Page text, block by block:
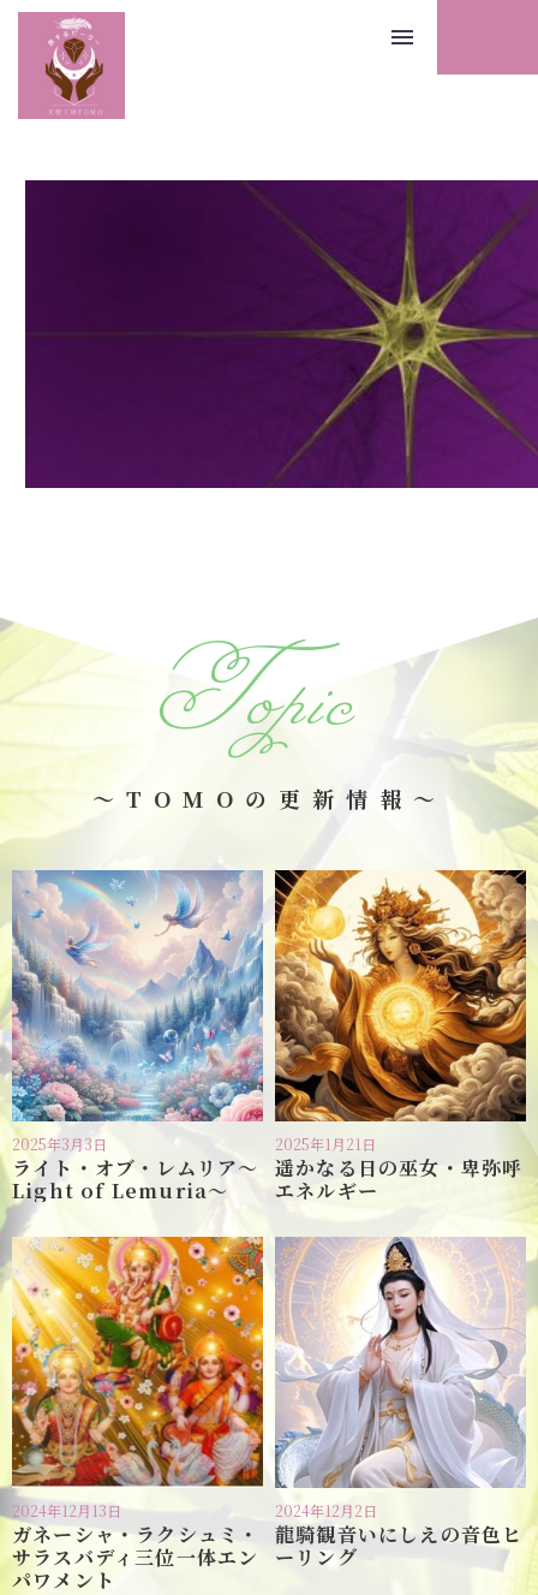
Topic
～TOMOの更新情報～
2025年3月3日
ライト・オブ・レムリア〜
Light of Lemuria〜
2025年1月21日
遥かなる日の巫女・卑弥呼
エネルギー
2024年12月13日
ガネーシャ・ラクシュミ・
サラスバディ三位一体エン
パワメント
2024年12月2日
龍騎観音いにしえの音色ヒ
ーリング